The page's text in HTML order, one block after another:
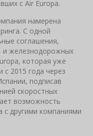
с Air Europa.
намерена
С одной
соглашения,
и железнодорожных
которая уже
2015 года через
подписав
скоростных
возможность
с другими компаниями